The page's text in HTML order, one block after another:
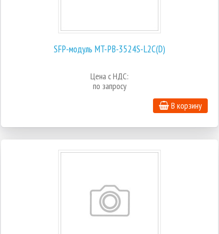
SFP-модуль MT-PB-3524S-L2C(D)
Цена с НДС:
по запросу
В корзину